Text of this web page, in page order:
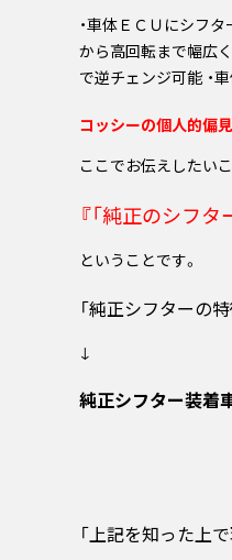
・車体ＥＣＵにシフ
から高回転まで幅広
で逆チェンジ可能 ・
コッシーの個人的偏
ここでお伝えしたい
『「純正のシフタ
ということです。
「純正シフターの
↓
純正シフター装着
「上記を知った上